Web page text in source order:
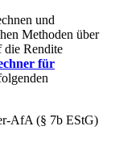
und
Methoden über
die Rendite
für
AfA (§ 7b EStG)